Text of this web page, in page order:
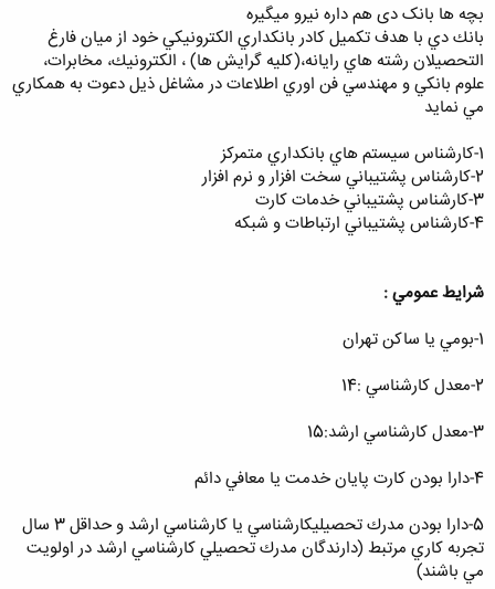
بچه ها بانک دی هم داره نیرو میگیره
بانك دي با هدف تكميل كادر بانكداري الكترونيكي خود از ميان فارغ
التحصيلان رشته هاي رايانه،(كليه گرايش ها) ، الكترونيك، مخابرات،
علوم بانكي و مهندسي فن اوري اطلاعات در مشاغل ذيل دعوت به همكاري
مي نمايد
1-كارشناس سيستم هاي بانكداري متمركز
2-كارشناس پشتيباني سخت افزار و نرم افزار
3-كارشناس پشتيباني خدمات كارت
4-كارشناس پشتيباني ارتباطات و شبكه
شرايط عمومي :
1-بومي يا ساكن تهران
2-معدل كارشناسي :14
3-معدل كارشناسي ارشد:15
4-دارا بودن كارت پايان خدمت يا معافي دائم
5-دارا بودن مدرك تحصيلي­كارشناسي ­يا كارشناسي­ ارشد و حداقل 3 سال
تجربه كاري ­مرتبط (دارندگان ­مدرك ­تحصيلي كارشناسي ارشد در اولويت
مي باشند)